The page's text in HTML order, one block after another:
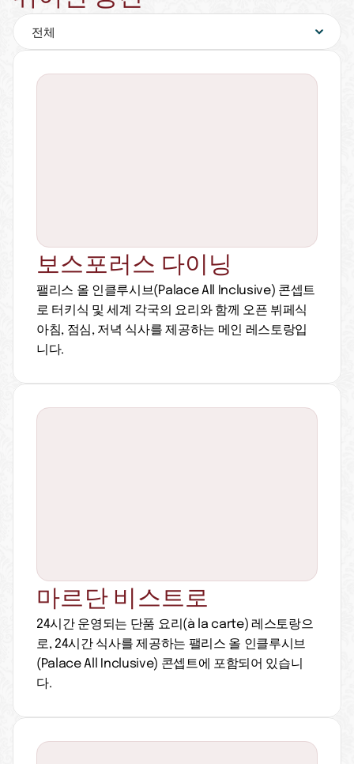
보스포러스 다이닝
팰리스 올 인클루시브(Palace All Inclusive) 콘셉트
로 터키식 및 세계 각국의 요리와 함께 오픈 뷔페식
아침, 점심, 저녁 식사를 제공하는 메인 레스토랑입
니다.
마르단 비스트로
24시간 운영되는 단품 요리(à la carte) 레스토랑으
로, 24시간 식사를 제공하는 팰리스 올 인클루시브
(Palace All Inclusive) 콘셉트에 포함되어 있습니
다.